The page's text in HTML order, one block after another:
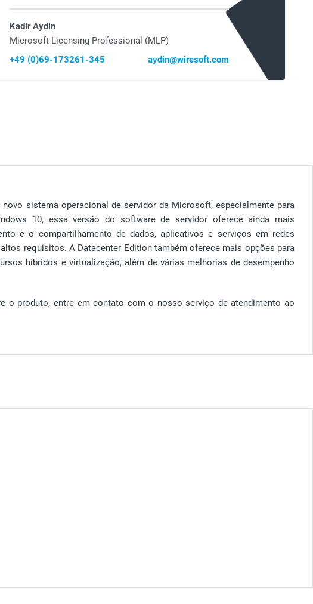
Kadir Aydin
Microsoft Licensing Professional (MLP)
+49 (0)69-173261-345
aydin@wiresoft.com
novo sistema operacional de servidor da Microsoft, especialmente para
10, essa versão do software de servidor oferece ainda mais
e o compartilhamento de dados, aplicativos e serviços em redes
requisitos. A Datacenter Edition também oferece mais opções para
híbridos e virtualização, além de várias melhorias de desempenho
o produto, entre em contato com o nosso serviço de atendimento ao